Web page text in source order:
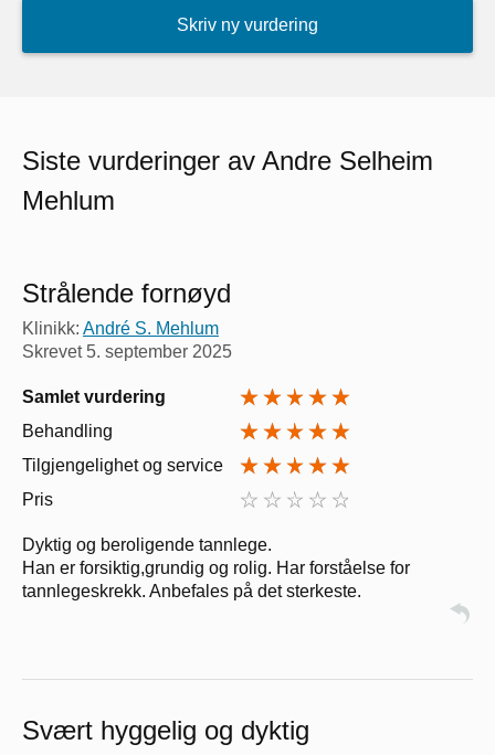
Skriv ny vurdering
Siste vurderinger av Andre Selheim
Mehlum
Strålende fornøyd
Klinikk: André S. Mehlum
Skrevet 5. september 2025
Samlet vurdering
Behandling
Tilgjengelighet og service
Pris
Dyktig og beroligende tannlege.
Han er forsiktig,grundig og rolig. Har forståelse for
tannlegeskrekk. Anbefales på det sterkeste.
Svært hyggelig og dyktig